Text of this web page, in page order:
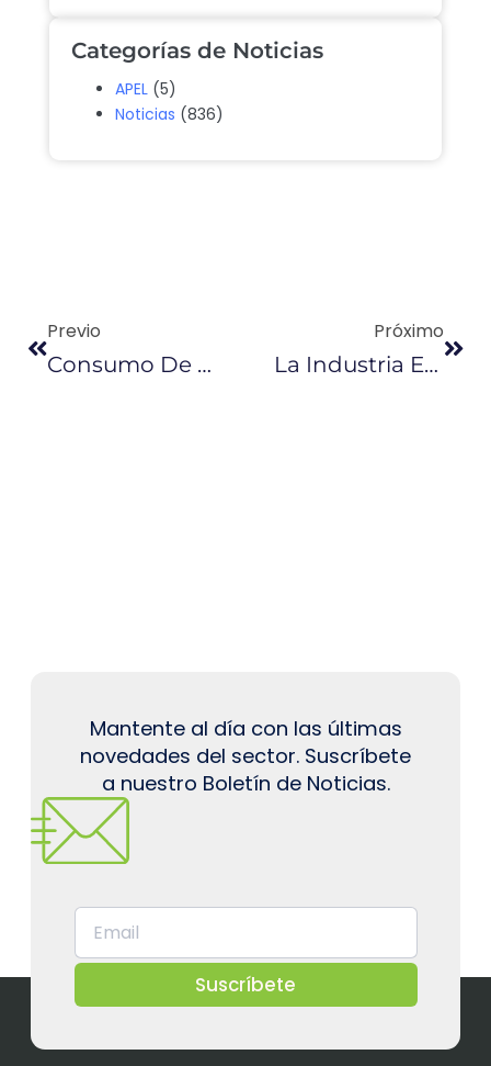
Categorías de Noticias
APEL (5)
Noticias (836)
Previo
Consumo De Gasolina Súper Cayó Hasta En Un 50% En Ecuador
Próximo
La Industria Ecuatoriana Prevalece En El Bloque 43
Mantente al día con las últimas
novedades del sector. Suscríbete
a nuestro Boletín de Noticias.
Suscríbete